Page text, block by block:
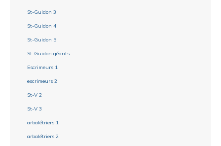
St-Guidon 3
St-Guidon 4
St-Guidon 5
St-Guidon géants
Escrimeurs 1
escrimeurs 2
St-V 2
St-V 3
arbalétriers 1
arbalétriers 2